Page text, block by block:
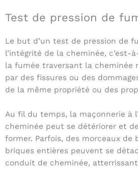
Test de pression de
Le but d’un test de pression de
l’intégrité de la cheminée, c’est-
la fumée traversant la cheminée
par des fissures ou des
de la même propriété ou des
Au fil du temps, la maçonnerie à
cheminée peut se détériorer et
former. Parfois, des morceaux de
briques entières peuvent se
conduit de cheminée,